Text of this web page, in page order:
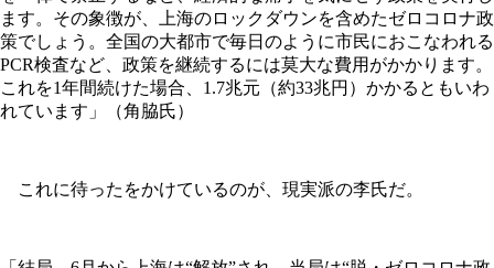
ます。その象徴が、上海のロックダウンを含めたゼロコロナ政
策でしょう。全国の大都市で毎日のように市民におこなわれる
PCR検査など、政策を継続するには莫大な費用がかかります。
これを1年間続けた場合、1.7兆元（約33兆円）かかるともいわ
れています」（角脇氏）
これに待ったをかけているのが、現実派の李氏だ。